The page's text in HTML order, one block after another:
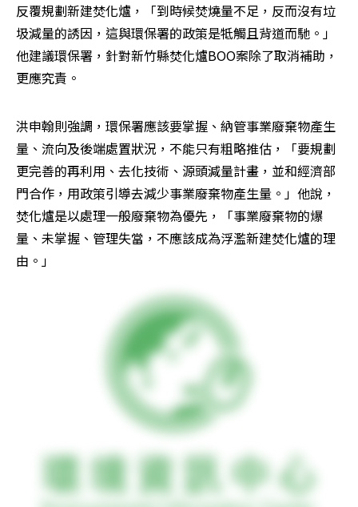
反覆規劃新建焚化爐，「到時候焚燒量不足，反而沒有垃
圾減量的誘因，這與環保署的政策是牴觸且背道而馳。」
他建議環保署，針對新竹縣焚化爐BOO案除了取消補助，
更應究責。
洪申翰則強調，環保署應該要掌握、納管事業廢棄物產生
量、流向及後端處置狀況，不能只有粗略推估，「要規劃
更完善的再利用、去化技術、源頭減量計畫，並和經濟部
門合作，用政策引導去減少事業廢棄物產生量。」他說，
焚化爐是以處理一般廢棄物為優先，「事業廢棄物的爆
量、未掌握、管理失當，不應該成為浮濫新建焚化爐的理
由。」